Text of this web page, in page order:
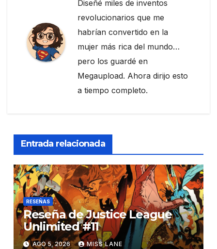
Diseñé miles de inventos
revolucionarios que me
habrían convertido en la
mujer más rica del mundo…
pero los guardé en
Megaupload. Ahora dirijo esto
a tiempo completo.
Entrada relacionada
RESEÑAS
Reseña de Justice League
Unlimited #11
AGO 5, 2026 MISS LANE